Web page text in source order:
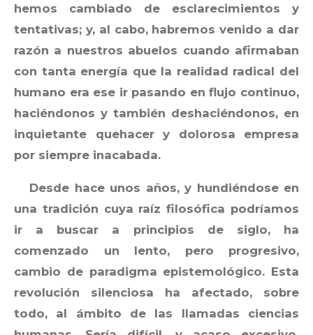
hemos cambiado de esclarecimientos y
tentativas; y, al cabo, habremos venido a dar
razón a nuestros abuelos cuando afirmaban
con tanta energía que la realidad radical del
humano era ese ir pasando en flujo continuo,
haciéndonos y también deshaciéndonos, en
inquietante quehacer y dolorosa empresa
por siempre inacabada.
Desde hace unos años, y hundiéndose en
una tradición cuya raíz filosófica podríamos
ir a buscar a principios de siglo, ha
comenzado un lento, pero progresivo,
cambio de paradigma epistemológico. Esta
revolución silenciosa ha afectado, sobre
todo, al ámbito de las llamadas ciencias